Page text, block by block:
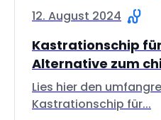
12. August 2024
Kastrationschip
Alternative zum
Lies hier den
Kastrationschip für...